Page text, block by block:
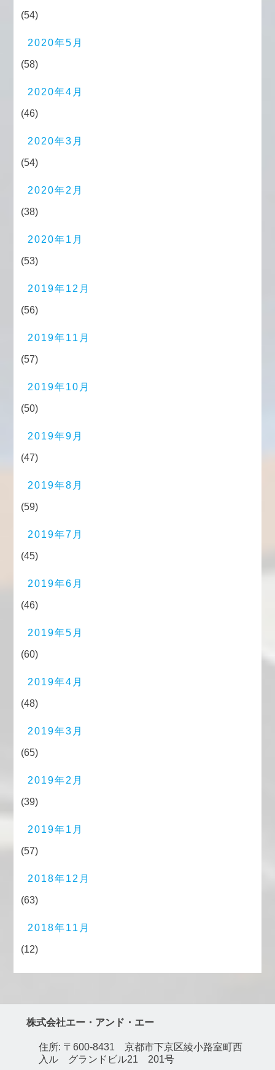
(54)
2020年5月
(58)
2020年4月
(46)
2020年3月
(54)
2020年2月
(38)
2020年1月
(53)
2019年12月
(56)
2019年11月
(57)
2019年10月
(50)
2019年9月
(47)
2019年8月
(59)
2019年7月
(45)
2019年6月
(46)
2019年5月
(60)
2019年4月
(48)
2019年3月
(65)
2019年2月
(39)
2019年1月
(57)
2018年12月
(63)
2018年11月
(12)
株式会社エー・アンド・エー
住所: 〒600-8431 京都市下京区綾小路室町西
入ル グランドビル21 201号